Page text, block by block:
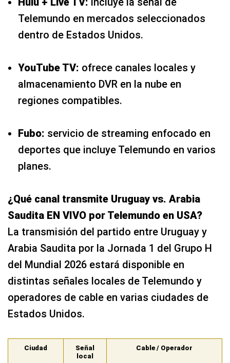
Telemundo en mercados seleccionados
dentro de Estados Unidos.
YouTube TV: ofrece canales locales y
almacenamiento DVR en la nube en
regiones compatibles.
Fubo: servicio de streaming enfocado en
deportes que incluye Telemundo en varios
planes.
¿Qué canal transmite Uruguay vs. Arabia
Saudita EN VIVO por Telemundo en USA?
La transmisión del partido entre Uruguay y
Arabia Saudita por la Jornada 1 del Grupo H
del Mundial 2026 estará disponible en
distintas señales locales de Telemundo y
operadores de cable en varias ciudades de
Estados Unidos.
Ciudad
Señal
local
Cable / Operador